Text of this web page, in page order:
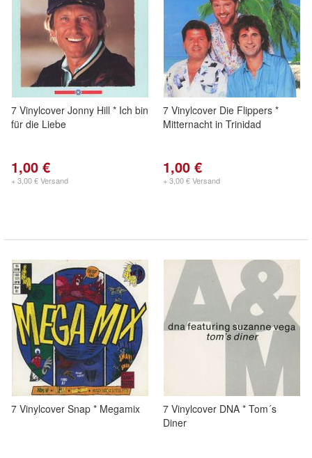
7 Vinylcover Jonny Hill * Ich bin
für die Liebe
1,00 €
+ 3,00 € Versand
7 Vinylcover Die Flippers *
Mitternacht in Trinidad
1,00 €
+ 3,00 € Versand
7 Vinylcover Snap * Megamix
7 Vinylcover DNA * Tom´s
Diner